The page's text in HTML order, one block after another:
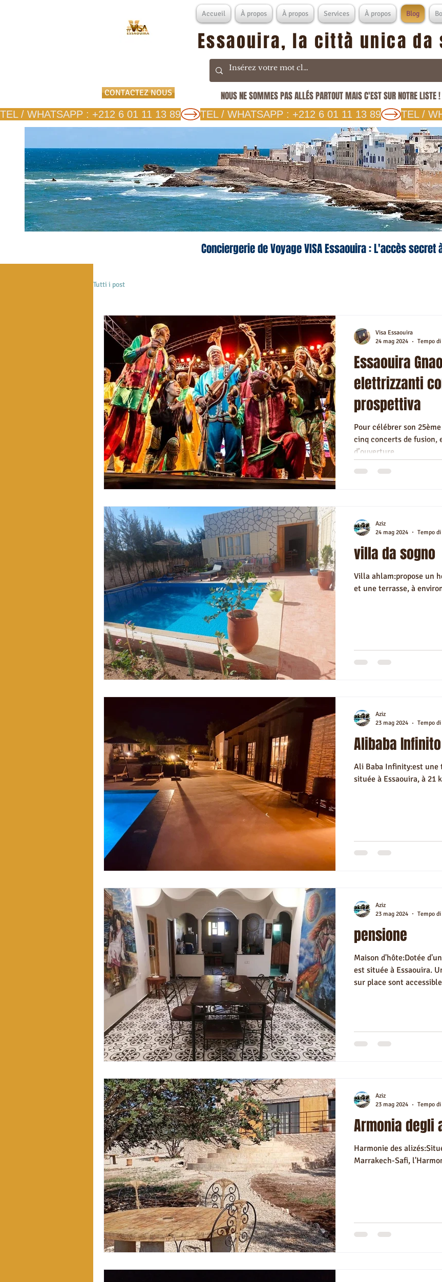
Accueil À propos À propos Services À propos Blog
Essaouira, la città unica da
CONTACTEZ NOUS NOUS NE SOMMES PAS ALLÉS PARTOUT MAIS C'EST SUR NOTRE LISTE !
TEL / WHATSAPP : +212 6 01 11 13 89
Conciergerie de Voyage VISA Essaouira : L'accès secret
Tutti i post
Essaouira
elettrizzanti
prospettiva
Pour célébrer son
cinq concerts de fusion,
d’ouverture.
Visa Essaouira
24 mag 2024
Tempo
villa da sogno
Villa ahlam:propose un
et une terrasse, à
Aziz
24 mag 2024
Tempo
Alibaba Infinito
Ali Baba Infinity:est une
située à Essaouira, à 21
Aziz
23 mag 2024
Tempo
pensione
Maison d'hôte:Dotée
est située à Essaouira.
sur place sont accessible
Aziz
23 mag 2024
Tempo
Armonia degli
Harmonie des
Marrakech-Safi,
Aziz
23 mag 2024
Tempo